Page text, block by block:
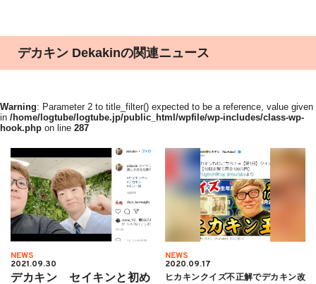
デカキン Dekakinの関連ニュース
Warning: Parameter 2 to title_filter() expected to be a reference, value given
in /home/logtube/logtube.jp/public_html/wpfile/wp-includes/class-wp-
hook.php on line 287
NEWS
2021.09.30
デカキン セイキンと初め
NEWS
2020.09.17
ヒカキンクイズ不正解でデカキン改